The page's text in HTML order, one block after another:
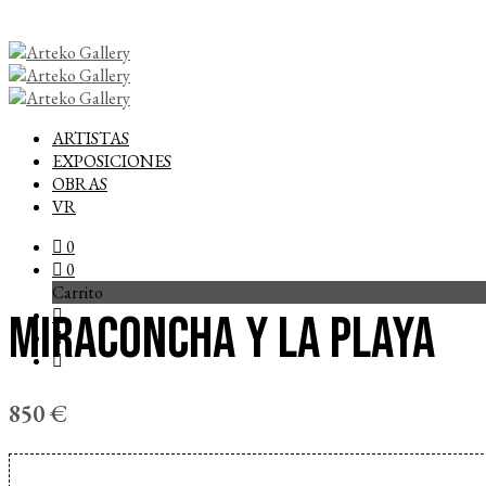
ARTISTAS
EXPOSICIONES
OBRAS
VR
0
0
Carrito
Miraconcha y la playa
850€